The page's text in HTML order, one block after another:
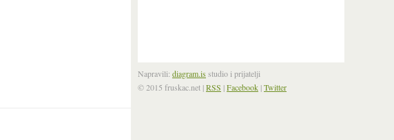
Napravili: diagram.is studio i prijatelji
© 2015 fruskac.net |RSS |Facebook |Twitter